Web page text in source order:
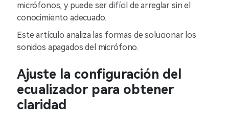
micrófonos, y puede ser difícil de arreglar sin el
conocimiento adecuado.
Este artículo analiza las formas de solucionar los
sonidos apagados del micrófono.
Ajuste la configuración del
ecualizador para obtener
claridad